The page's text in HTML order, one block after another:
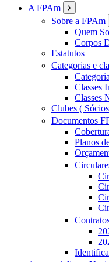
FPAMA FPAm
Sobre a FPAm
Quem
Corpos
Estatutos
Categorias e
Classes
Classes
Clubes (
Documentos
Planos